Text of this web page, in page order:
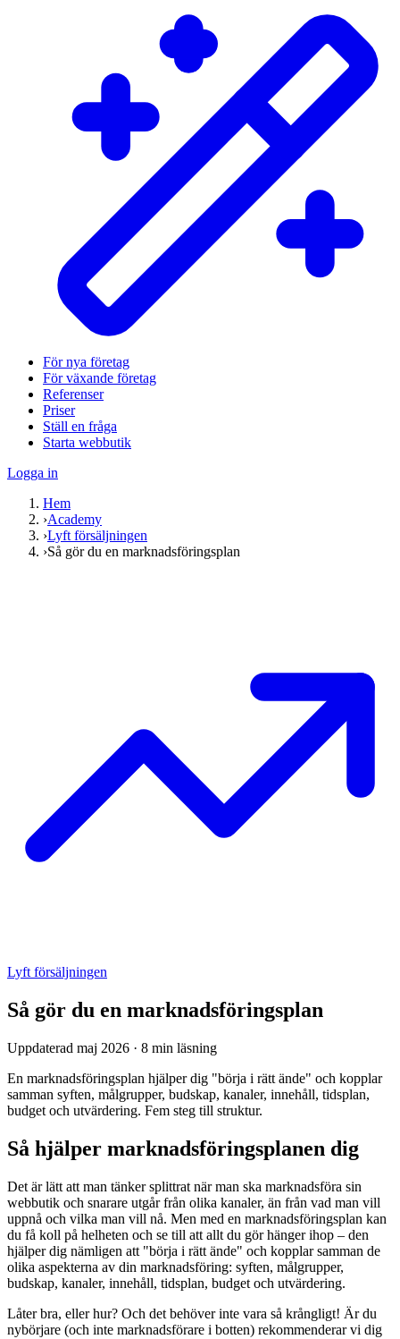
För nya företag
För växande företag
Referenser
Priser
Ställ en fråga
Starta webbutik
Logga in
Hem
›Academy
›Lyft försäljningen
›Så gör du en marknadsföringsplan
Lyft försäljningen
Så gör du en marknadsföringsplan
Uppdaterad maj 2026 · 8 min läsning
En marknadsföringsplan hjälper dig "börja i rätt ände" och kopplar
samman syften, målgrupper, budskap, kanaler, innehåll, tidsplan,
budget och utvärdering. Fem steg till struktur.
Så hjälper marknadsföringsplanen dig
Det är lätt att man tänker splittrat när man ska marknadsföra sin
webbutik och snarare utgår från olika kanaler, än från vad man vill
uppnå och vilka man vill nå. Men med en marknadsföringsplan kan
du få koll på helheten och se till att allt du gör hänger ihop – den
hjälper dig nämligen att "börja i rätt ände" och kopplar samman de
olika aspekterna av din marknadsföring: syften, målgrupper,
budskap, kanaler, innehåll, tidsplan, budget och utvärdering.
Låter bra, eller hur? Och det behöver inte vara så krångligt! Är du
nybörjare (och inte marknadsförare i botten) rekommenderar vi dig